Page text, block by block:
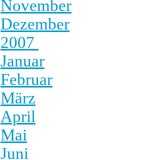
November
Dezember
2007
Januar
Februar
März
April
Mai
Juni